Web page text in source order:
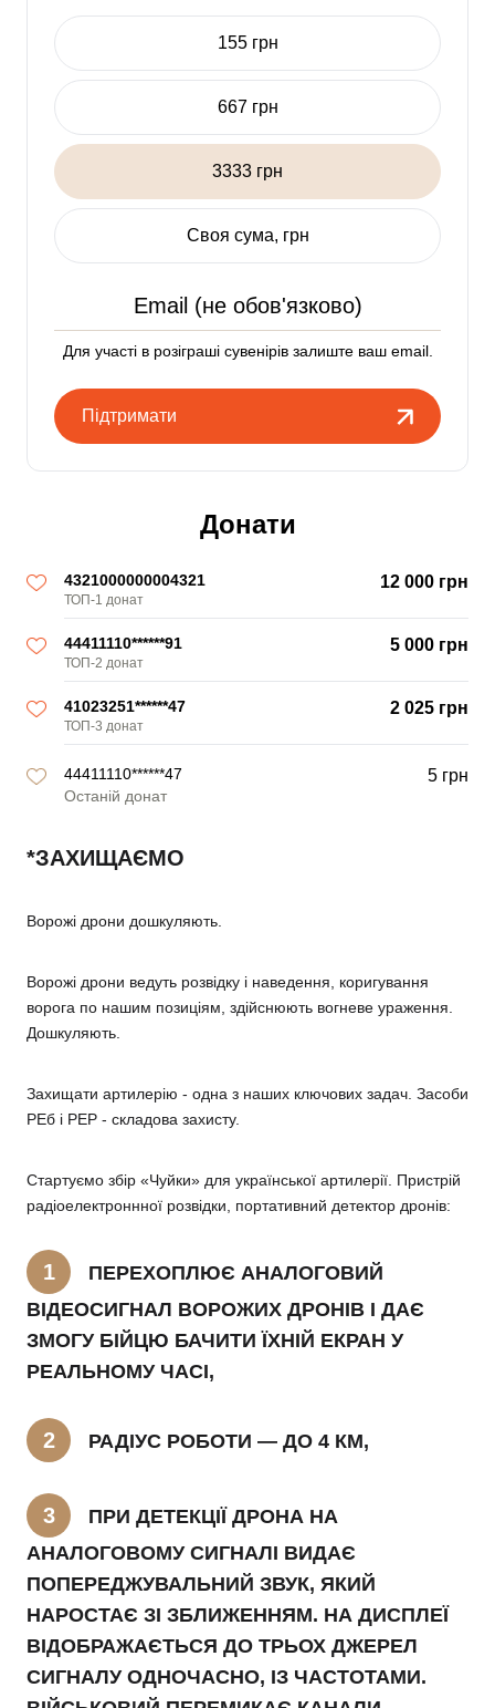
*ЗАХИЩАЄМО
Ворожі дрони дошкуляють.
Ворожі дрони ведуть розвідку і наведення, коригування
ворога по нашим позиціям, здійснюють вогневе ураження.
Дошкуляють.
Захищати артилерію - одна з наших ключових задач. Засоби
РЕб і РЕР - складова захисту.
Стартуємо збір «Чуйки» для української артилерії. Пристрій
радіоелектроннної розвідки, портативний детектор дронів:
ПЕРЕХОПЛЮЄ АНАЛОГОВИЙ
ВІДЕОСИГНАЛ ВОРОЖИХ ДРОНІВ І ДАЄ
ЗМОГУ БІЙЦЮ БАЧИТИ ЇХНІЙ ЕКРАН У
РЕАЛЬНОМУ ЧАСІ,
РАДІУС РОБОТИ — ДО 4 КМ,
ПРИ ДЕТЕКЦІЇ ДРОНА НА
АНАЛОГОВОМУ СИГНАЛІ ВИДАЄ
ПОПЕРЕДЖУВАЛЬНИЙ ЗВУК, ЯКИЙ
НАРОСТАЄ ЗІ ЗБЛИЖЕННЯМ. НА ДИСПЛЕЇ
ВІДОБРАЖАЄТЬСЯ ДО ТРЬОХ ДЖЕРЕЛ
СИГНАЛУ ОДНОЧАСНО, ІЗ ЧАСТОТАМИ.
155 грн
667 грн
3333 грн
Своя сума, грн
Для участі в розіграші сувенірів залиште ваш email.
Підтримати
Донати
4321000000004321
ТОП-1 донат
12 000 грн
44411110******91
ТОП-2 донат
5 000 грн
41023251******47
ТОП-3 донат
2 025 грн
44411110******47
Останій донат
5 грн